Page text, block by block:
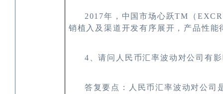
2017年，中国市场心跃TM （
销植入及渠道开发有序展开，产品性
4 、请问人民币汇率波动对公司有
答复要点：人民币汇率波动对公司